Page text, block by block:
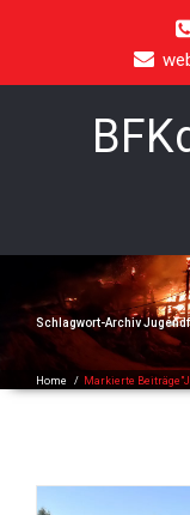
Schlagwort-Archiv
Home / Markierte